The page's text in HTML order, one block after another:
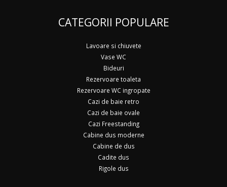
CATEGORII POPULARE
Lavoare si chiuvete
Vase WC
Bideuri
Rezervoare toaleta
Rezervoare WC ingropate
Cazi de baie retro
Cazi de baie ovale
Cazi Freestanding
Cabine dus moderne
Cabine de dus
Cadite dus
Rigole dus